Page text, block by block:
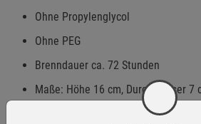
Ohne Propylenglycol
Ohne PEG
Brenndauer ca. 72 Stunden
Maße: Höhe 16 cm, Durchmesser 7